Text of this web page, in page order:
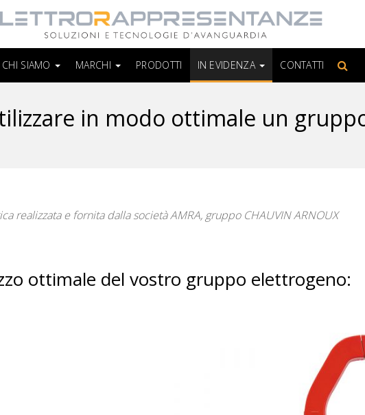
CHI SIAMO MARCHI PRODOTTI IN EVIDENZA CONTATTI
in modo ottimale un
realizzata e fornita dalla società AMRA, gruppo CHAUVIN ARNOUX
ottimale del vostro gruppo elettrogeno: